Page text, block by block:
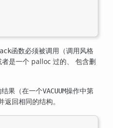
函数必须被调用（调用风格
是一个 palloc 过的、 包含删
果（在一个VACUUM操作中第
返回相同的结构。